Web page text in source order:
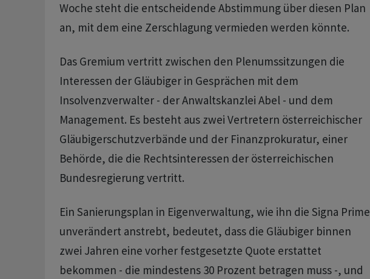
Woche steht die entscheidende Abstimmung über diesen Plan
an, mit dem eine Zerschlagung vermieden werden könnte.
Das Gremium vertritt zwischen den Plenumssitzungen die
Interessen der Gläubiger in Gesprächen mit dem
Insolvenzverwalter - der Anwaltskanzlei Abel - und dem
Management. Es besteht aus zwei Vertretern österreichischer
Gläubigerschutzverbände und der Finanzprokuratur, einer
Behörde, die die Rechtsinteressen der österreichischen
Bundesregierung vertritt.
Ein Sanierungsplan in Eigenverwaltung, wie ihn die Signa Prime
unverändert anstrebt, bedeutet, dass die Gläubiger binnen
zwei Jahren eine vorher festgesetzte Quote erstattet
bekommen - die mindestens 30 Prozent betragen muss -, und